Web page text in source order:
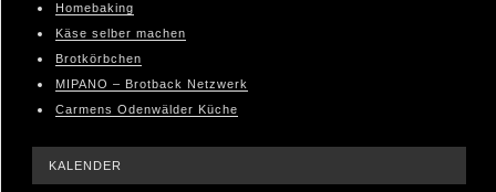
Homebaking
Käse selber machen
Brotkörbchen
MIPANO – Brotback Netzwerk
Carmens Odenwälder Küche
KALENDER